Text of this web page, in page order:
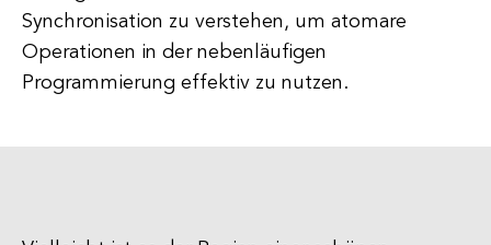
Synchronisation zu verstehen, um atomare
Operationen in der nebenläufigen
Programmierung effektiv zu nutzen.